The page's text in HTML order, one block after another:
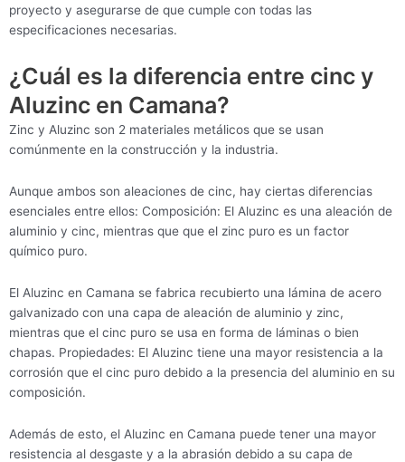
proyecto y asegurarse de que cumple con todas las
especificaciones necesarias.
¿Cuál es la diferencia entre cinc y
Aluzinc en Camana?
Zinc y Aluzinc son 2 materiales metálicos que se usan
comúnmente en la construcción y la industria.
Aunque ambos son aleaciones de cinc, hay ciertas diferencias
esenciales entre ellos: Composición: El Aluzinc es una aleación de
aluminio y cinc, mientras que que el zinc puro es un factor
químico puro.
El Aluzinc en Camana se fabrica recubierto una lámina de acero
galvanizado con una capa de aleación de aluminio y zinc,
mientras que el cinc puro se usa en forma de láminas o bien
chapas. Propiedades: El Aluzinc tiene una mayor resistencia a la
corrosión que el cinc puro debido a la presencia del aluminio en su
composición.
Además de esto, el Aluzinc en Camana puede tener una mayor
resistencia al desgaste y a la abrasión debido a su capa de